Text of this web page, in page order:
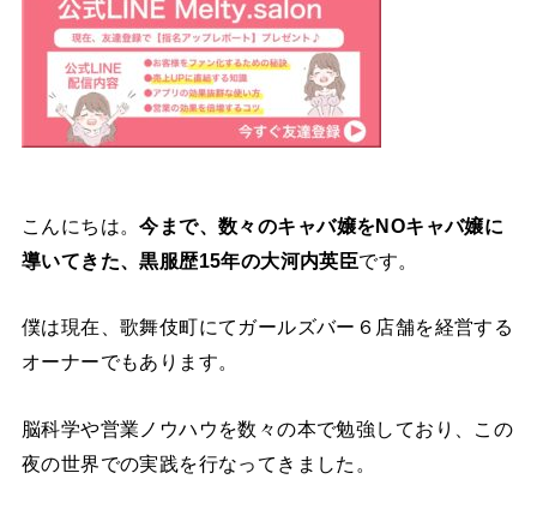
こんにちは。今まで、数々のキャバ嬢をNOキャバ嬢に
導いてきた、黒服歴15年の大河内英臣です。
僕は現在、歌舞伎町にてガールズバー６店舗を経営する
オーナーでもあります。
脳科学や営業ノウハウを数々の本で勉強しており、この
夜の世界での実践を行なってきました。